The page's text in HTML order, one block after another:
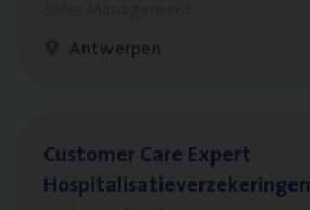
Antwerpen
Cus­to­mer Care Expert
Hospitalisatieverzekeringen